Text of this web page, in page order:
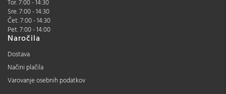
Tor. 7:00 - 14:30
Sre. 7:00 - 14:30
Čet. 7:00 - 14:30
Pet. 7:00 - 14:00
Naročila
Dostava
Načini plačila
Varovanje osebnih podatkov